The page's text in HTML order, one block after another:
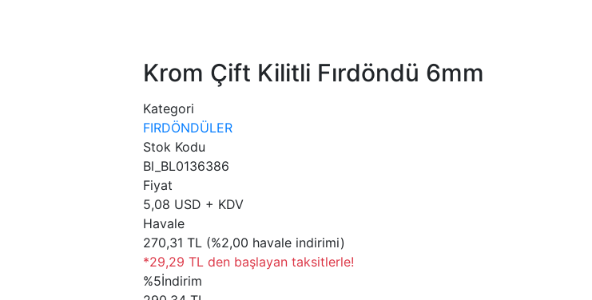
Krom Çift Kilitli Fırdöndü 6mm
Kategori
FIRDÖNDÜLER
Stok Kodu
Bl_BL0136386
Fiyat
5,08 USD + KDV
Havale
270,31 TL (%2,00 havale indirimi)
*29,29 TL den başlayan taksitlerle!
%5İndirim